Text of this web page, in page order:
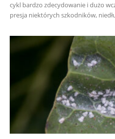
cykl bardzo zdecydowanie i dużo
presja niektórych szkodników,